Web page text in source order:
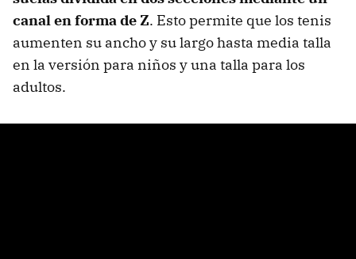
canal en forma de Z. Esto permite que los tenis
aumenten su ancho y su largo hasta media talla
en la versión para niños y una talla para los
adultos.